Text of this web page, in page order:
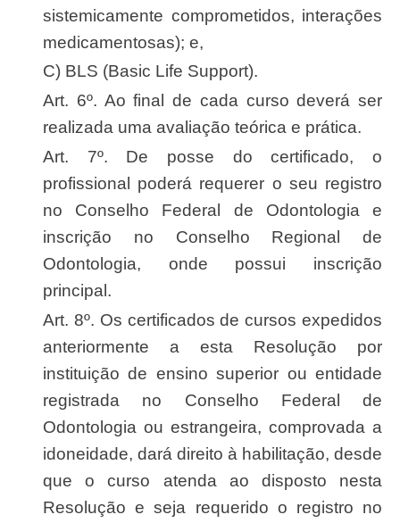
sistemicamente comprometidos, interações
medicamentosas); e,
c) BLS (Basic Life Support).
Art. 6º. Ao final de cada curso deverá ser
realizada uma avaliação teórica e prática.
Art. 7º. De posse do certificado, o
profissional poderá requerer o seu registro
no Conselho Federal de Odontologia e
inscrição no Conselho Regional de
Odontologia, onde possui inscrição
principal.
Art. 8º. Os certificados de cursos expedidos
anteriormente a esta Resolução por
instituição de ensino superior ou entidade
registrada no Conselho Federal de
Odontologia ou estrangeira, comprovada a
idoneidade, dará direito à habilitação, desde
que o curso atenda ao disposto nesta
Resolução e seja requerido o registro no